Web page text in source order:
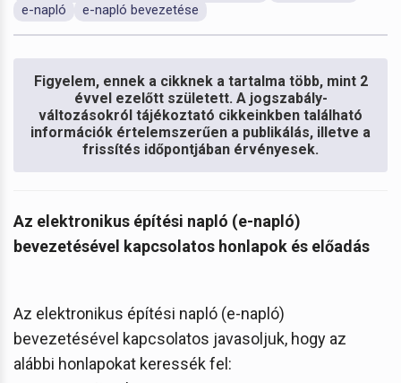
e-napló
e-napló bevezetése
Figyelem, ennek a cikknek a tartalma több, mint 2
évvel ezelőtt született. A jogszabály-
változásokról tájékoztató cikkeinkben található
információk értelemszerűen a publikálás, illetve a
frissítés időpontjában érvényesek.
Az elektronikus építési napló (e-napló)
bevezetésével kapcsolatos honlapok és előadás
Az elektronikus építési napló (e-napló)
bevezetésével kapcsolatos javasoljuk, hogy az
alábbi honlapokat keressék fel: